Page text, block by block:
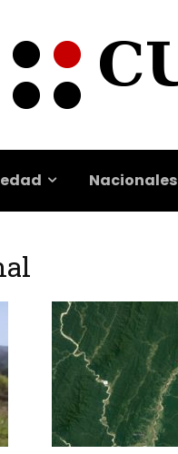
Nacionales